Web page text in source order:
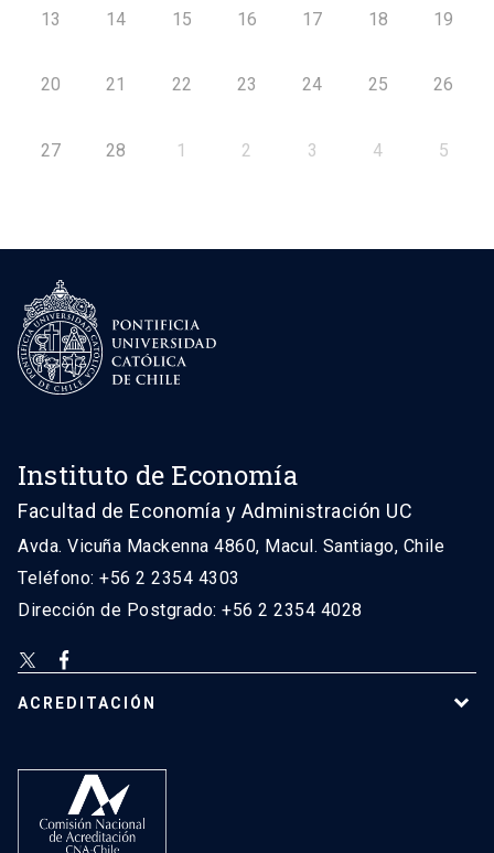
13 14 15 16 17 18 19
20 21 22 23 24 25 26
27 28 1 2 3 4 5
Instituto de Economía
Facultad de Economía y Administración UC
Avda. Vicuña Mackenna 4860, Macul. Santiago, Chile
Teléfono: +56 2 2354 4303
Dirección de Postgrado: +56 2 2354 4028
ACREDITACIÓN